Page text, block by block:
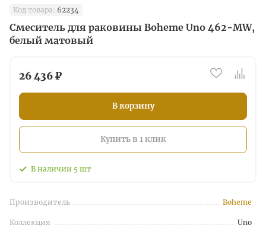
Код товара: 62234
Смеситель для раковины Boheme Uno 462-MW,
белый матовый
26 436 ₽
В корзину
Купить в 1 клик
В наличии 5 шт
Производитель Boheme
Коллекция Uno